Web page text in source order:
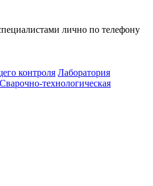
лично по телефону
контроля Лаборатория
Сварочно-технологическая